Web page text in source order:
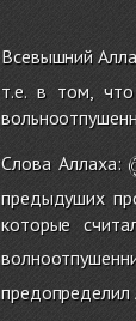
Всевышний
т.е. в том,
Слова Аллаха:
предыдуших
которые
предопределил